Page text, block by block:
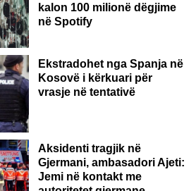
kalon 100 milionë dëgjime
në Spotify
Ekstradohet nga Spanja në
Kosovë i kërkuari për
vrasje në tentativë
Aksidenti tragjik në
Gjermani, ambasadori Ajeti:
Jemi në kontakt me